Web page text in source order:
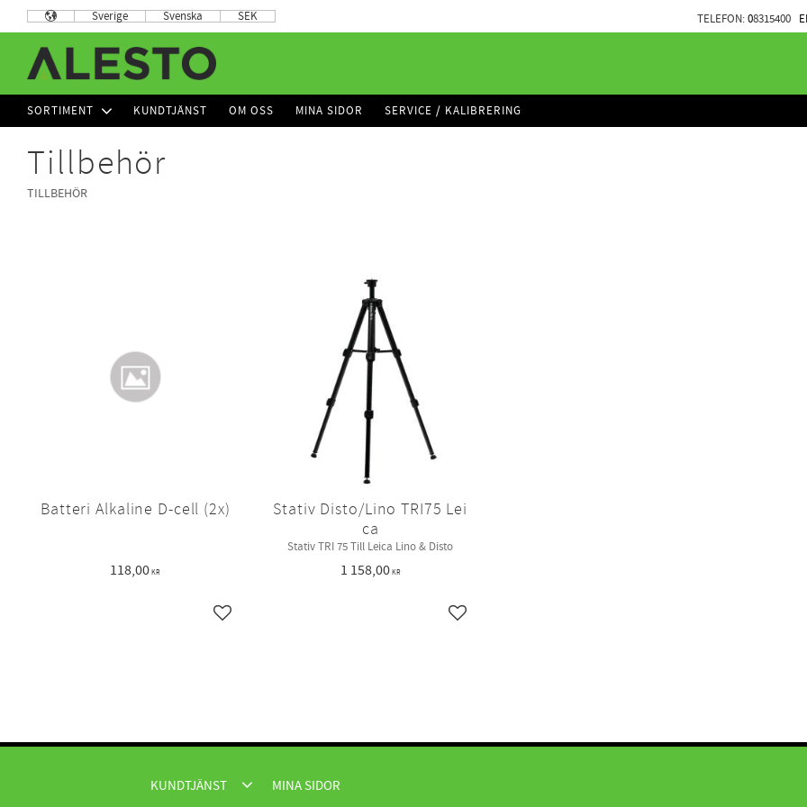
Sverige Svenska SEK TELEFON:08315400
SORTIMENT KUNDTJÄNST OM OSS MINA SIDOR SERVICE / KALIBRERING
Tillbehör
TILLBEHÖR
Batteri Alkaline D-cell (2x)
118,00KR
Lägg till i favoriter
Stativ Disto/Lino TRI75 Lei
ca
Stativ TRI 75 Till Leica Lino & Disto
1 158,00KR
Lägg till i favoriter
KUNDTJÄNST MINA SIDOR